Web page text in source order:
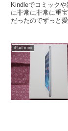
Kindleでコミック
に非常に非常に重
だったのでずっと
iPad mini